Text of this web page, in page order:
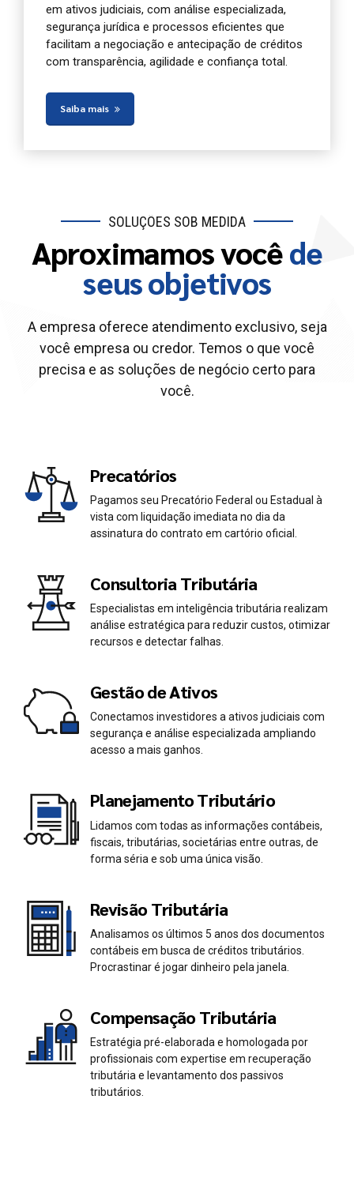
em ativos judiciais, com análise especializada,
segurança jurídica e processos eficientes que
facilitam a negociação e antecipação de créditos
com transparência, agilidade e confiança total.
Saiba mais
SOLUÇÕES SOB MEDIDA
Aproximamos vocêde
seus objetivos
A empresa oferece atendimento exclusivo, seja
você empresa ou credor. Temos o que você
precisa e as soluções de negócio certo para
você.
Precatórios
Pagamos seu Precatório Federal ou Estadual à
vista com liquidação imediata no dia da
assinatura do contrato em cartório oficial.
Consultoria Tributária
Especialistas em inteligência tributária realizam
análise estratégica para reduzir custos, otimizar
recursos e detectar falhas.
Gestão de Ativos
Conectamos investidores a ativos judiciais com
segurança e análise especializada ampliando
acesso a mais ganhos.
Planejamento Tributário
Lidamos com todas as informações contábeis,
fiscais, tributárias, societárias entre outras, de
forma séria e sob uma única visão.
Revisão Tributária
Analisamos os últimos 5 anos dos documentos
contábeis em busca de créditos tributários.
Procrastinar é jogar dinheiro pela janela.
Compensação Tributária
Estratégia pré-elaborada e homologada por
profissionais com expertise em recuperação
tributária e levantamento dos passivos
tributários.
0
1
2
3
4
5
6
0
1
2
3
4
5
6